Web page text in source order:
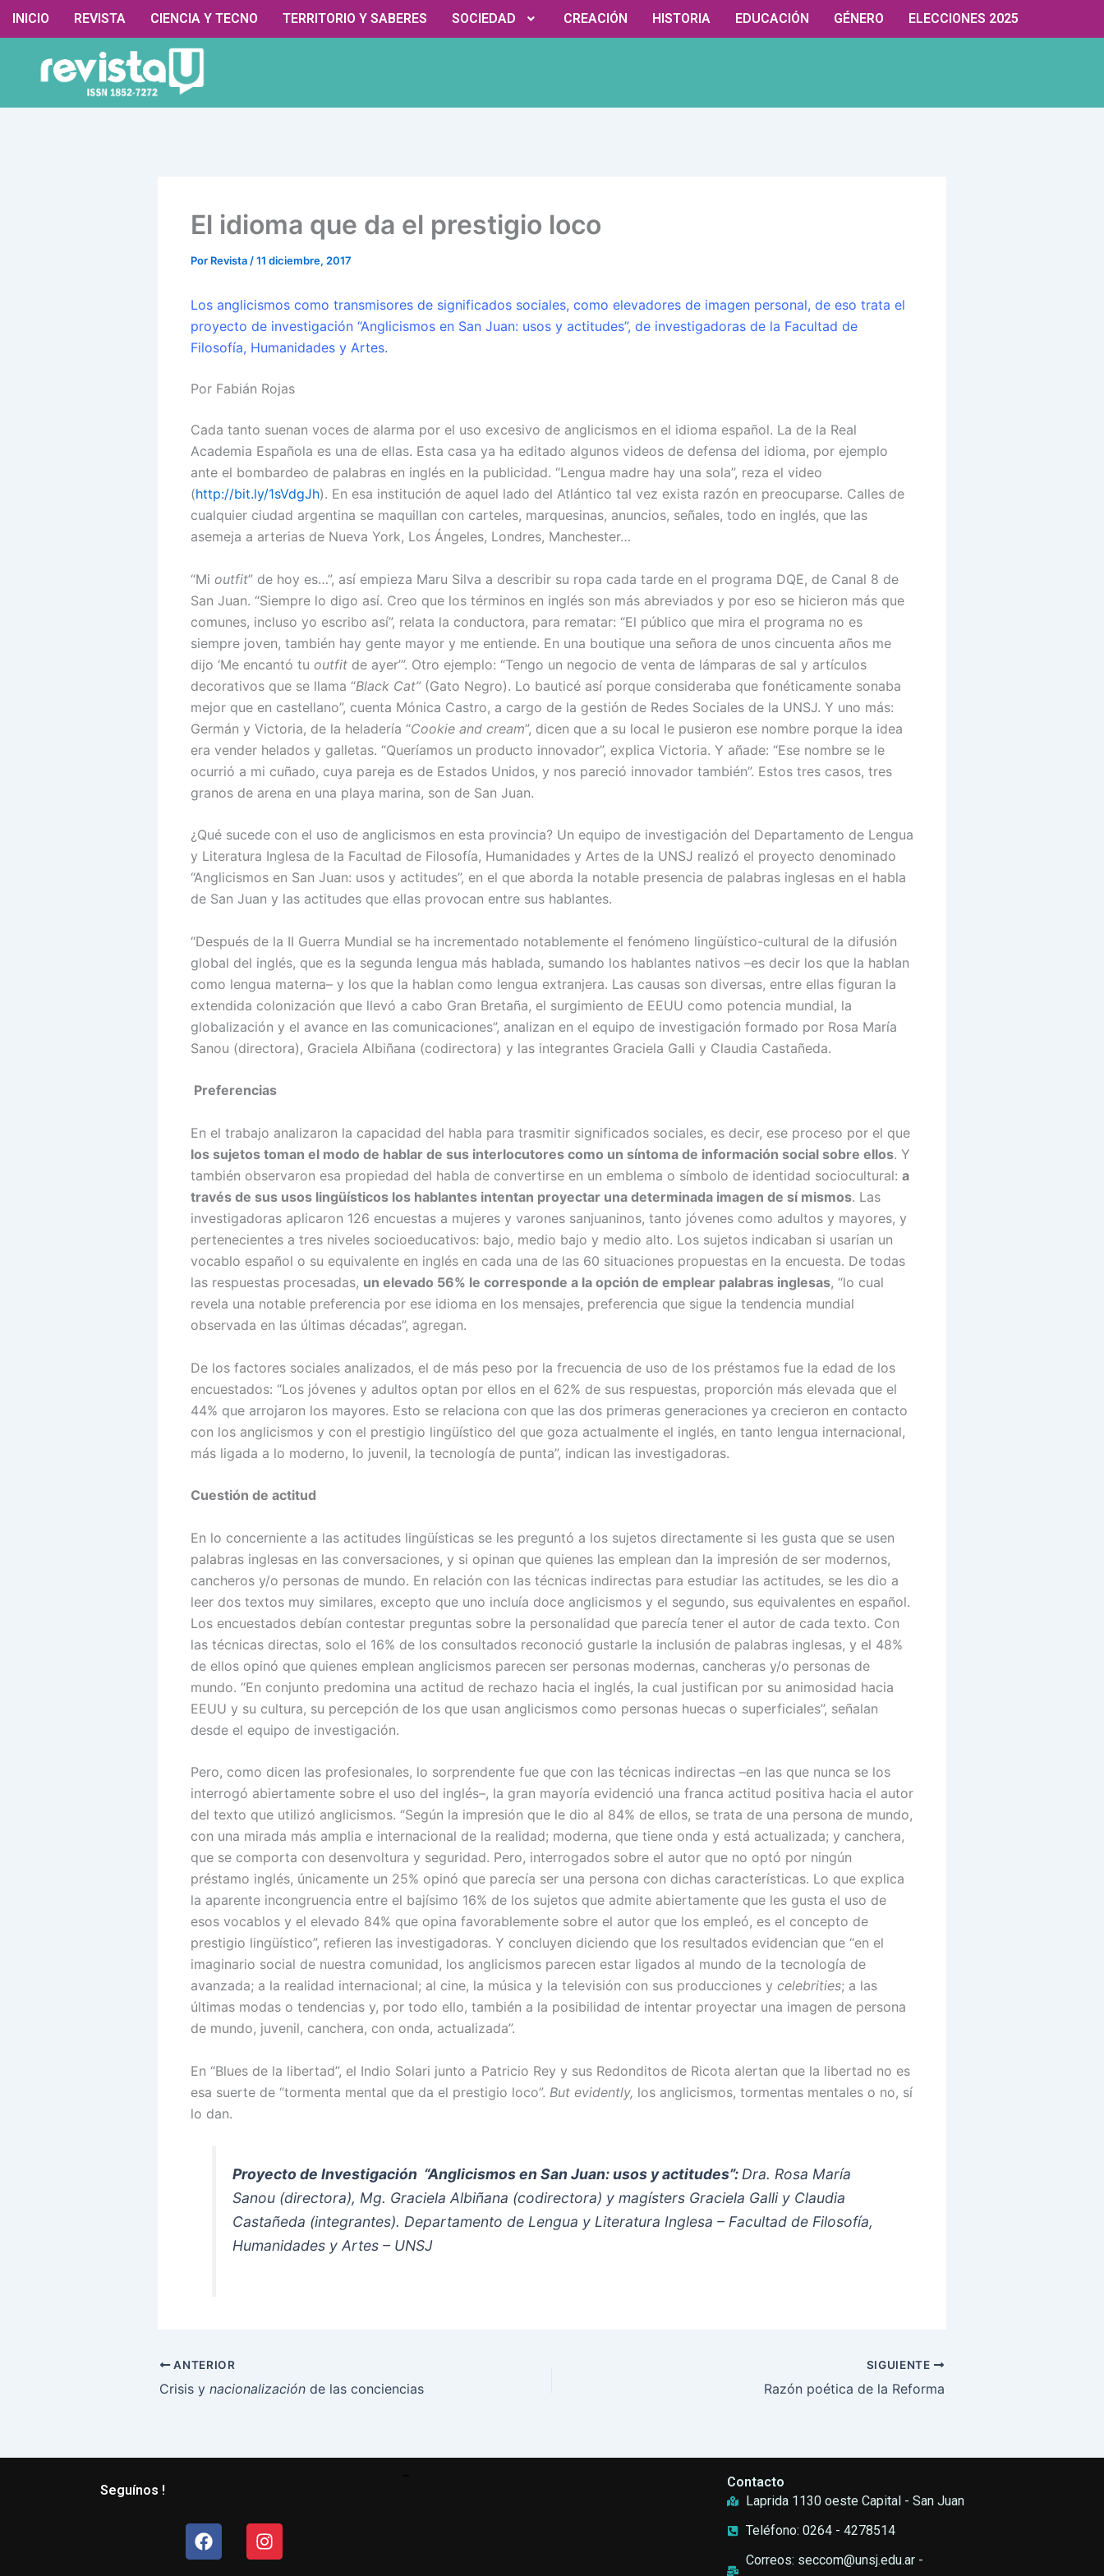
contenido
INICIO REVISTA CIENCIA Y TECNO TERRITORIO Y SABERES SOCIEDAD CREACIÓN HISTORIA EDUCACIÓN GÉNERO ELECCIONES 2025
El idioma que da el prestigio loco
Por Revista /11 diciembre, 2017
Los anglicismos como transmisores de significados sociales, como elevadores de imagen personal, de eso trata el
proyecto de investigación “Anglicismos en San Juan: usos y actitudes”, de investigadoras de la Facultad de
Filosofía, Humanidades y Artes.
Por Fabián Rojas
Cada tanto suenan voces de alarma por el uso excesivo de anglicismos en el idioma español. La de la Real
Academia Española es una de ellas. Esta casa ya ha editado algunos videos de defensa del idioma, por ejemplo
ante el bombardeo de palabras en inglés en la publicidad. “Lengua madre hay una sola”, reza el video
(http://bit.ly/1sVdgJh). En esa institución de aquel lado del Atlántico tal vez exista razón en preocuparse. Calles de
cualquier ciudad argentina se maquillan con carteles, marquesinas, anuncios, señales, todo en inglés, que las
asemeja a arterias de Nueva York, Los Ángeles, Londres, Manchester…
“Mi outfit” de hoy es…”, así empieza Maru Silva a describir su ropa cada tarde en el programa DQE, de Canal 8 de
San Juan. “Siempre lo digo así. Creo que los términos en inglés son más abreviados y por eso se hicieron más que
comunes, incluso yo escribo así”, relata la conductora, para rematar: “El público que mira el programa no es
siempre joven, también hay gente mayor y me entiende. En una boutique una señora de unos cincuenta años me
dijo ‘Me encantó tu outfit de ayer’”. Otro ejemplo: “Tengo un negocio de venta de lámparas de sal y artículos
decorativos que se llama “Black Cat”(Gato Negro). Lo bauticé así porque consideraba que fonéticamente sonaba
mejor que en castellano”, cuenta Mónica Castro, a cargo de la gestión de Redes Sociales de la UNSJ. Y uno más:
Germán y Victoria, de la heladería “Cookie and cream”, dicen que a su local le pusieron ese nombre porque la idea
era vender helados y galletas. “Queríamos un producto innovador”, explica Victoria. Y añade: “Ese nombre se le
ocurrió a mi cuñado, cuya pareja es de Estados Unidos, y nos pareció innovador también”. Estos tres casos, tres
granos de arena en una playa marina, son de San Juan.
¿Qué sucede con el uso de anglicismos en esta provincia? Un equipo de investigación del Departamento de Lengua
y Literatura Inglesa de la Facultad de Filosofía, Humanidades y Artes de la UNSJ realizó el proyecto denominado
“Anglicismos en San Juan: usos y actitudes”, en el que aborda la notable presencia de palabras inglesas en el habla
de San Juan y las actitudes que ellas provocan entre sus hablantes.
“Después de la II Guerra Mundial se ha incrementado notablemente el fenómeno lingüístico-cultural de la difusión
global del inglés, que es la segunda lengua más hablada, sumando los hablantes nativos –es decir los que la hablan
como lengua materna– y los que la hablan como lengua extranjera. Las causas son diversas, entre ellas figuran la
extendida colonización que llevó a cabo Gran Bretaña, el surgimiento de EEUU como potencia mundial, la
globalización y el avance en las comunicaciones”, analizan en el equipo de investigación formado por Rosa María
Sanou (directora), Graciela Albiñana (codirectora) y las integrantes Graciela Galli y Claudia Castañeda.
Preferencias
En el trabajo analizaron la capacidad del habla para trasmitir significados sociales, es decir, ese proceso por el que
los sujetos toman el modo de hablar de sus interlocutores como un síntoma de información social sobre ellos. Y
también observaron esa propiedad del habla de convertirse en un emblema o símbolo de identidad sociocultural: a
través de sus usos lingüísticos los hablantes intentan proyectar una determinada imagen de sí mismos. Las
investigadoras aplicaron 126 encuestas a mujeres y varones sanjuaninos, tanto jóvenes como adultos y mayores, y
pertenecientes a tres niveles socioeducativos: bajo, medio bajo y medio alto. Los sujetos indicaban si usarían un
vocablo español o su equivalente en inglés en cada una de las 60 situaciones propuestas en la encuesta. De todas
las respuestas procesadas, un elevado 56% le corresponde a la opción de emplear palabras inglesas, “lo cual
revela una notable preferencia por ese idioma en los mensajes, preferencia que sigue la tendencia mundial
observada en las últimas décadas”, agregan.
De los factores sociales analizados, el de más peso por la frecuencia de uso de los préstamos fue la edad de los
encuestados: “Los jóvenes y adultos optan por ellos en el 62% de sus respuestas, proporción más elevada que el
44% que arrojaron los mayores. Esto se relaciona con que las dos primeras generaciones ya crecieron en contacto
con los anglicismos y con el prestigio lingüístico del que goza actualmente el inglés, en tanto lengua internacional,
más ligada a lo moderno, lo juvenil, la tecnología de punta”, indican las investigadoras.
Cuestión de actitud
En lo concerniente a las actitudes lingüísticas se les preguntó a los sujetos directamente si les gusta que se usen
palabras inglesas en las conversaciones, y si opinan que quienes las emplean dan la impresión de ser modernos,
cancheros y/o personas de mundo. En relación con las técnicas indirectas para estudiar las actitudes, se les dio a
leer dos textos muy similares, excepto que uno incluía doce anglicismos y el segundo, sus equivalentes en español.
Los encuestados debían contestar preguntas sobre la personalidad que parecía tener el autor de cada texto. Con
las técnicas directas, solo el 16% de los consultados reconoció gustarle la inclusión de palabras inglesas, y el 48%
de ellos opinó que quienes emplean anglicismos parecen ser personas modernas, cancheras y/o personas de
mundo. “En conjunto predomina una actitud de rechazo hacia el inglés, la cual justifican por su animosidad hacia
EEUU y su cultura, su percepción de los que usan anglicismos como personas huecas o superficiales”, señalan
desde el equipo de investigación.
Pero, como dicen las profesionales, lo sorprendente fue que con las técnicas indirectas –en las que nunca se los
interrogó abiertamente sobre el uso del inglés–, la gran mayoría evidenció una franca actitud positiva hacia el autor
del texto que utilizó anglicismos. “Según la impresión que le dio al 84% de ellos, se trata de una persona de mundo,
con una mirada más amplia e internacional de la realidad; moderna, que tiene onda y está actualizada; y canchera,
que se comporta con desenvoltura y seguridad. Pero, interrogados sobre el autor que no optó por ningún
préstamo inglés, únicamente un 25% opinó que parecía ser una persona con dichas características. Lo que explica
la aparente incongruencia entre el bajísimo 16% de los sujetos que admite abiertamente que les gusta el uso de
esos vocablos y el elevado 84% que opina favorablemente sobre el autor que los empleó, es el concepto de
prestigio lingüístico”, refieren las investigadoras. Y concluyen diciendo que los resultados evidencian que “en el
imaginario social de nuestra comunidad, los anglicismos parecen estar ligados al mundo de la tecnología de
avanzada; a la realidad internacional; al cine, la música y la televisión con sus producciones y celebrities; a las
últimas modas o tendencias y, por todo ello, también a la posibilidad de intentar proyectar una imagen de persona
de mundo, juvenil, canchera, con onda, actualizada”.
En “Blues de la libertad”, el Indio Solari junto a Patricio Rey y sus Redonditos de Ricota alertan que la libertad no es
esa suerte de “tormenta mental que da el prestigio loco”. But evidently, los anglicismos, tormentas mentales o no, sí
lo dan.
Proyecto de Investigación “Anglicismos en San Juan: usos y actitudes”:Dra. Rosa María
Sanou (directora), Mg. Graciela Albiñana (codirectora) y magísters Graciela Galli y Claudia
Castañeda (integrantes). Departamento de Lengua y Literatura Inglesa – Facultad de Filosofía,
Humanidades y Artes – UNSJ
ANTERIOR
Crisis y nacionalización de las conciencias
SIGUIENTE
Razón poética de la Reforma
Seguínos !
Contacto
Laprida 1130 oeste Capital - San Juan
Teléfono: 0264 - 4278514
Correos: seccom@unsj.edu.ar -